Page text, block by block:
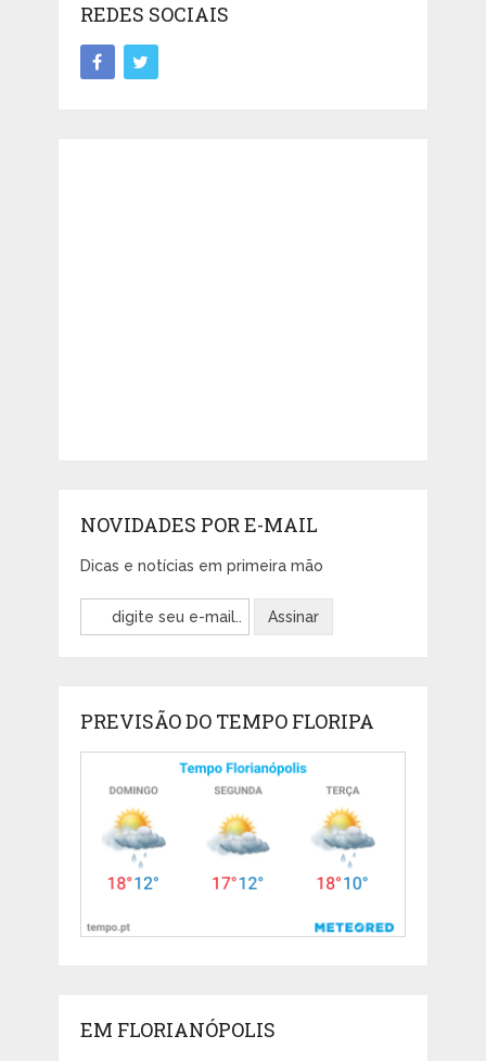
REDES SOCIAIS
NOVIDADES POR E-MAIL
Dicas e notícias em primeira mão
PREVISÃO DO TEMPO FLORIPA
EM FLORIANÓPOLIS